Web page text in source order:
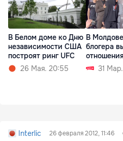
В Белом доме ко Дню
независимости США
построят ринг UFC
26 Мая. 20:55
В
блогера
31
Interlic 26 февраля 2012, 11:46